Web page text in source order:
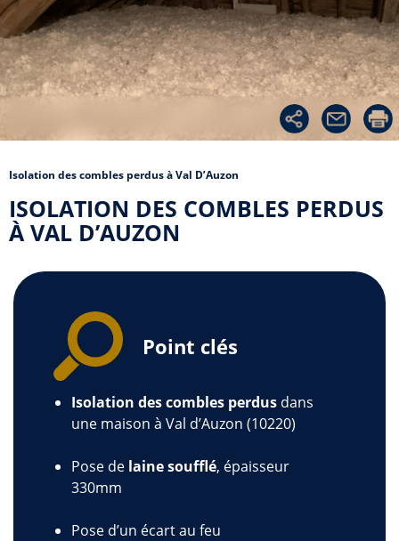
Isolation des combles perdus à Val D’Auzon
ISOLATION DES COMBLES PERDUS
À VAL D’AUZON
Point clés
Isolation des combles perdus dans
une maison à Val d’Auzon (10220)
Pose de laine soufflé, épaisseur
330mm
Pose d’un écart au feu